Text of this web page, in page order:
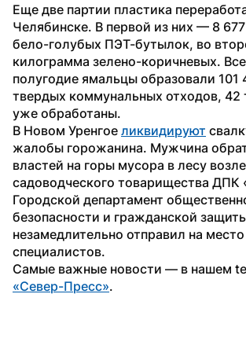
Еще две партии пластика
Челябинске. В первой из них — 8
бело-голубых ПЭТ-бутылок, во
килограмма зелено-коричневых.
полугодие ямальцы образовали 101
твердых коммунальных отходов, 42
уже обработаны.
В Новом Уренгое ликвидируют
жалобы горожанина. Мужчина
властей на горы мусора в лесу возле
садоводческого товарищества ДПК
Городской департамент
безопасности и гражданской
незамедлительно отправил на место
специалистов.
«Север-Пресс».